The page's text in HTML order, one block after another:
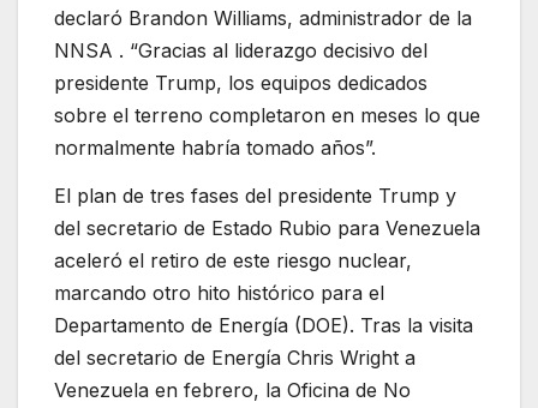
declaró Brandon Williams, administrador de la
NNSA . “Gracias al liderazgo decisivo del
presidente Trump, los equipos dedicados
sobre el terreno completaron en meses lo que
normalmente habría tomado años”.
El plan de tres fases del presidente Trump y
del secretario de Estado Rubio para Venezuela
aceleró el retiro de este riesgo nuclear,
marcando otro hito histórico para el
Departamento de Energía (DOE). Tras la visita
del secretario de Energía Chris Wright a
Venezuela en febrero, la Oficina de No